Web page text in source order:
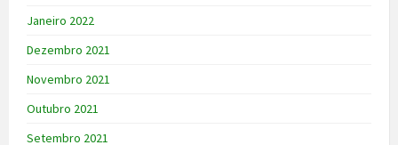
Janeiro 2022
Dezembro 2021
Novembro 2021
Outubro 2021
Setembro 2021